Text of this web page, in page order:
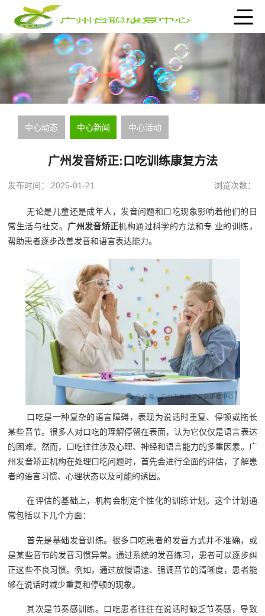
中心动态 中心新闻 中心活动
广州发音矫正:口吃训练康复方法
发布时间： 2025-01-21 浏览次数：
无论是儿童还是成年人，发音问题和口吃现象影响着他们的日
常生活与社交。 广州发音矫正机构通过科学的方法和专 业的训练，
帮助患者逐步改善发音和语言表达能力。
口吃是一种复杂的语言障碍，表现为说话时重复、停顿或拖长
某些音节。很多人对口吃的理解停留在表面，认为它仅仅是语言表达
的困难。然而，口吃往往涉及心理、神经和语言能力的多重因素。广
州发音矫正机构在处理口吃问题时，首先会进行全面的评估，了解患
者的语言习惯、心理状态以及可能的诱因。
在评估的基础上，机构会制定个性化的训练计划。这个计划通
常包括以下几个方面：
首先是基础发音训练。很多口吃患者的发音方式并不准确，或
是某些音节的发音习惯异常。通过系统的发音练习，患者可以逐步纠
正这些不良习惯。例如，通过放慢语速、强调音节的清晰度，患者能
够在说话时减少重复和停顿的现象。
其次是节奏感训练。口吃患者往往在说话时缺乏节奏感，导致